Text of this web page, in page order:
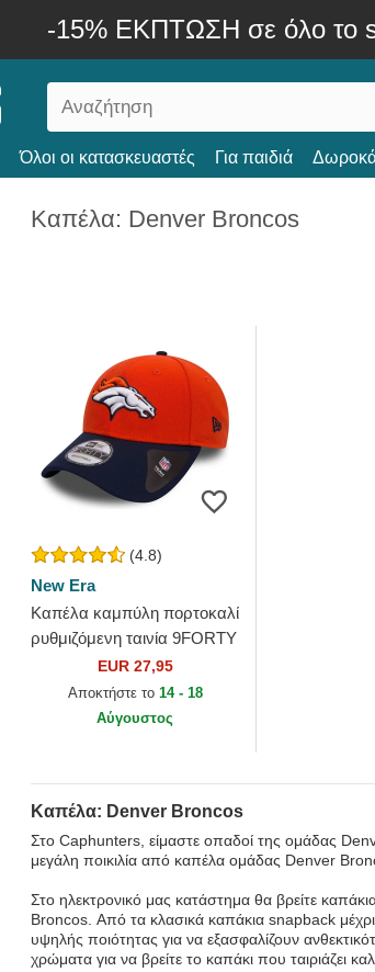
-15% ΕΚΠΤΩΣΗ σε όλο το
Όλοι οι κατασκευαστές Για παιδιά
Καπέλα: Denver Broncos
(4.8)
New Era
Καπέλα καμπύλη πορτοκαλί
ρυθμιζόμενη ταινία 9FORTY
The League από Denver
Broncos NFL από New Era
EUR 27,95
Αποκτήστε το 14 - 18
Αύγουστος
Καπέλα: Denver Broncos
Στο Caphunters, είμαστε οπαδοί της ομάδας
μεγάλη ποικιλία από καπέλα ομάδας Denver
Στο ηλεκτρονικό μας κατάστημα θα βρείτε
Broncos. Από τα κλασικά καπάκια snapback
υψηλής ποιότητας για να εξασφαλίζουν
χρώματα για να βρείτε το καπάκι που ταιριάζει